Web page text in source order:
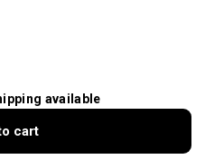
available
cart